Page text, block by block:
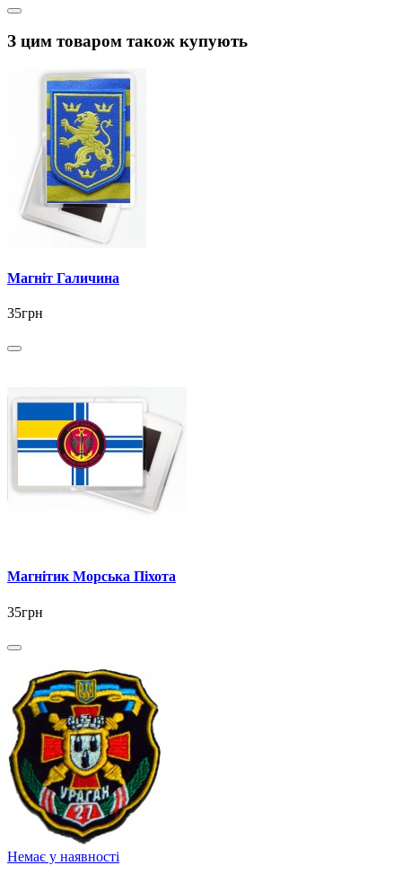
З цим товаром також купують
Магніт Галичина
35грн
Магнітик Морська Піхота
35грн
Немає у наявності